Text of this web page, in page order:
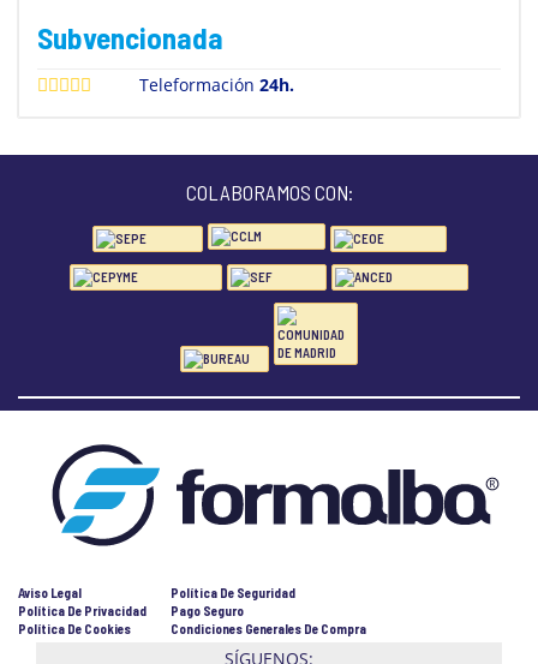
Subvencionada
Teleformación24h.
COLABORAMOS CON:
Aviso Legal
Política De Privacidad
Política De Cookies
Política De Seguridad
Pago Seguro
Condiciones Generales De Compra
SÍGUENOS: